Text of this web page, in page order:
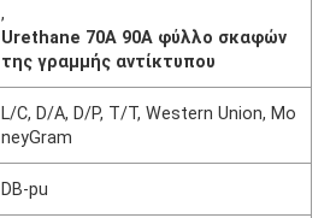
,
Urethane 70A 90A φύλλο σκαφών
της γραμμής αντίκτυπου
L/C, D/A, D/P, T/T, Western Union, Mo
neyGram
DB-pu